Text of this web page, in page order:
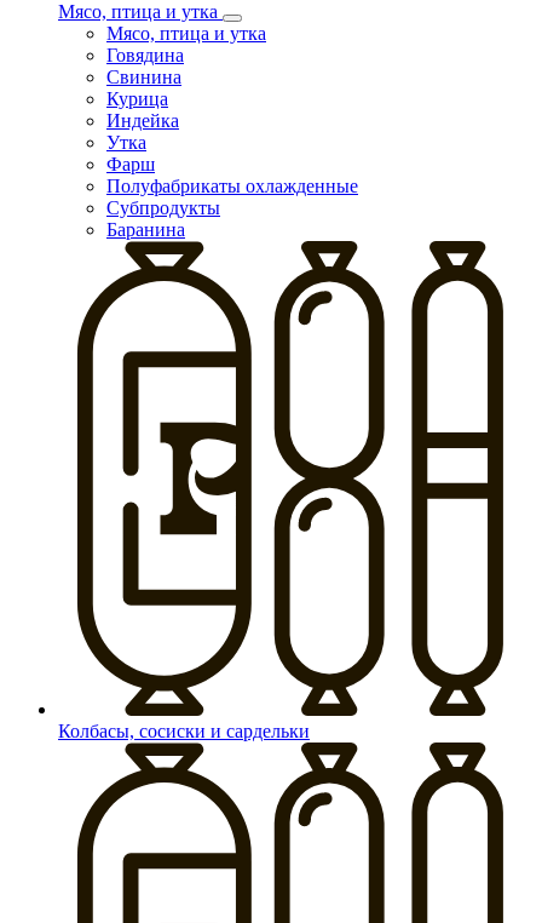
Мясо, птица и утка
Мясо, птица и утка
Говядина
Свинина
Курица
Индейка
Утка
Фарш
Полуфабрикаты охлажденные
Субпродукты
Баранина
Колбасы, сосиски и сардельки